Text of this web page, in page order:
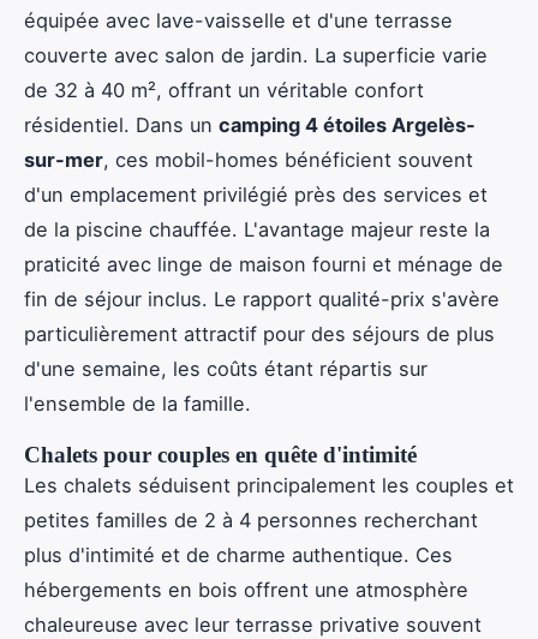
équipée avec lave-vaisselle et d'une terrasse
couverte avec salon de jardin. La superficie varie
de 32 à 40 m², offrant un véritable confort
résidentiel. Dans un camping 4 étoiles Argelès-
sur-mer, ces mobil-homes bénéficient souvent
d'un emplacement privilégié près des services et
de la piscine chauffée. L'avantage majeur reste la
praticité avec linge de maison fourni et ménage de
fin de séjour inclus. Le rapport qualité-prix s'avère
particulièrement attractif pour des séjours de plus
d'une semaine, les coûts étant répartis sur
l'ensemble de la famille.
Chalets pour couples en quête d'intimité
Les chalets séduisent principalement les couples et
petites familles de 2 à 4 personnes recherchant
plus d'intimité et de charme authentique. Ces
hébergements en bois offrent une atmosphère
chaleureuse avec leur terrasse privative souvent